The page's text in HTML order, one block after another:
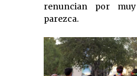
renuncian por
parezca.